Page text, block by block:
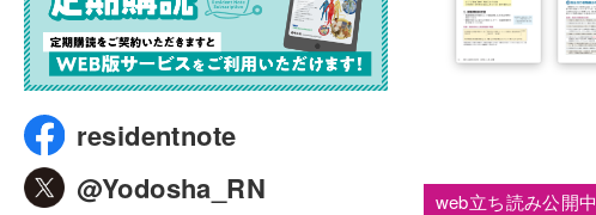
web立ち読み公開中
residentnote
@Yodosha_RN